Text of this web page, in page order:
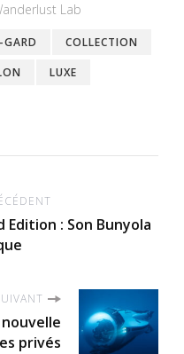
Lab
COLLECTION
LUXE
Edition : Son Bunyola
nouvelle
privés